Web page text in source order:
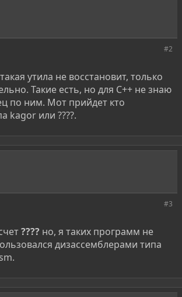
#2
утила не восстановит, только
Такие есть, но для C++ не знаю
по ним. Мот прийдет кто
kagor или ????.
#3
???? но, я таких программ не
дизассемблерами типа